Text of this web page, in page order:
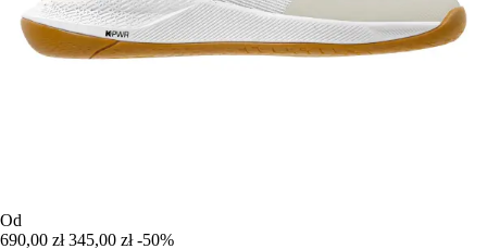
Od
690,00 zł 345,00 zł -50%